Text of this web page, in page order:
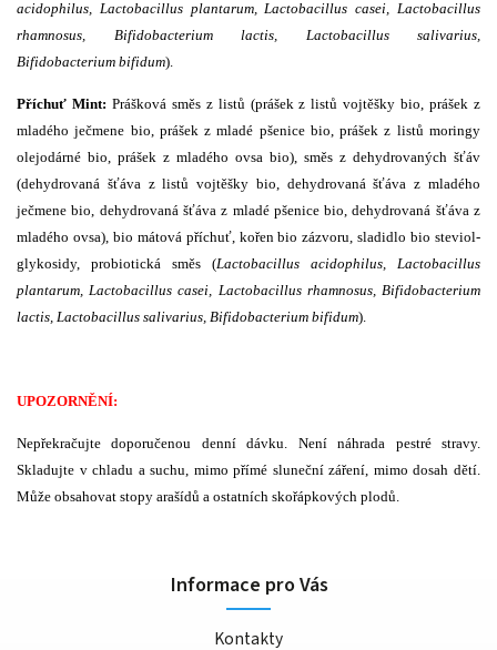
acidophilus, Lactobacillus plantarum, Lactobacillus casei, Lactobacillus
rhamnosus, Bifidobacterium lactis, Lactobacillus salivarius,
Bifidobacterium bifidum).
Příchuť Mint: Prášková směs z listů (prášek z listů vojtěšky bio, prášek z
mladého ječmene bio, prášek z mladé pšenice bio, prášek z listů moringy
olejodárné bio, prášek z mladého ovsa bio), směs z dehydrovaných šťáv
(dehydrovaná šťáva z listů vojtěšky bio, dehydrovaná šťáva z mladého
ječmene bio, dehydrovaná šťáva z mladé pšenice bio, dehydrovaná šťáva z
mladého ovsa), bio mátová příchuť, kořen bio zázvoru, sladidlo bio steviol-
glykosidy, probiotická směs (Lactobacillus acidophilus, Lactobacillus
plantarum, Lactobacillus casei, Lactobacillus rhamnosus, Bifidobacterium
lactis, Lactobacillus salivarius, Bifidobacterium bifidum).
UPOZORNĚNÍ:
Nepřekračujte doporučenou denní dávku. Není náhrada pestré stravy.
Skladujte v chladu a suchu, mimo přímé sluneční záření, mimo dosah dětí.
Může obsahovat stopy arašídů a ostatních skořápkových plodů.
Informace pro Vás
Kontakty